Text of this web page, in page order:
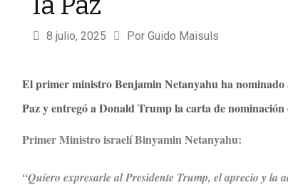
8 julio, 2025 Por Guido Maisuls
El primer ministro Benjamin Netanyahu ha
Paz y entregó a Donald Trump la carta de
Primer Ministro israelí Binyamin Netanyahu:
“Quiero expresarle al Presidente Trump, el aprecio y